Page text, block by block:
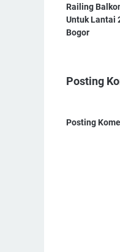
Railing
Untuk Lantai
Bogor
Posting
Posting